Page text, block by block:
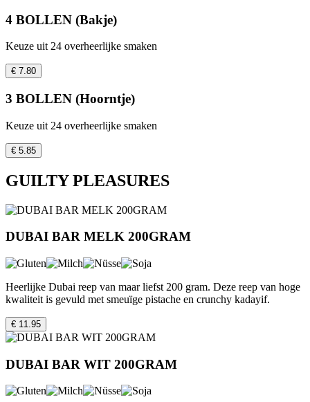
4 BOLLEN (Bakje)
Keuze uit 24 overheerlijke smaken
€ 7.80
3 BOLLEN (Hoorntje)
Keuze uit 24 overheerlijke smaken
€ 5.85
GUILTY PLEASURES
DUBAI BAR MELK 200GRAM
Heerlijke Dubai reep van maar liefst 200 gram. Deze reep van hoge
kwaliteit is gevuld met smeuïge pistache en crunchy kadayif.
€ 11.95
DUBAI BAR WIT 200GRAM